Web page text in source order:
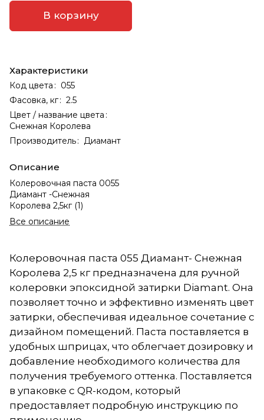
В корзину
Характеристики
Код цвета : 055
Фасовка, кг: 2.5
Цвет / название цвета :
Снежная Королева
Производитель: Диамант
Описание
Колеровочная паста 0055
Диамант -Снежная
Королева 2,5кг (1)
Все описание
Колеровочная паста 055 Диамант- Снежная
Королева 2,5 кг предназначена для ручной
колеровки эпоксидной затирки Diamant. Она
позволяет точно и эффективно изменять цвет
затирки, обеспечивая идеальное сочетание с
дизайном помещений. Паста поставляется в
удобных шприцах, что облегчает дозировку и
добавление необходимого количества для
получения требуемого оттенка. Поставляется
в упаковке с QR-кодом, который
предоставляет подробную инструкцию по